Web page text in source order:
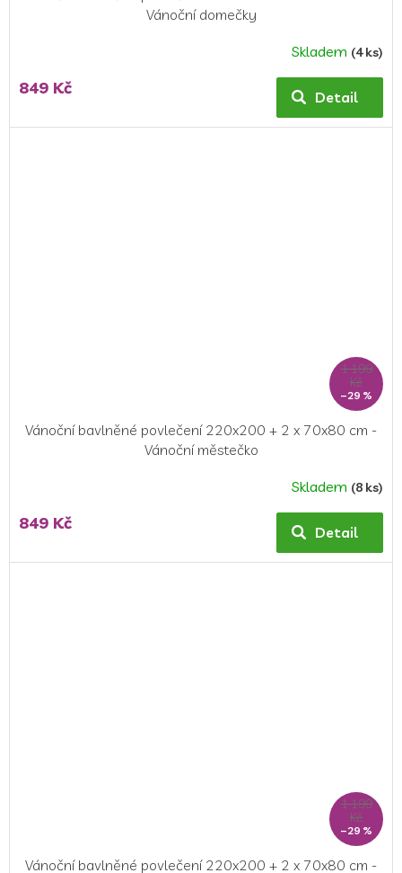
Vánoční domečky
Skladem (4 ks)
849 Kč Detail
1 199
Kč
–29 %
Vánoční bavlněné povlečení 220x200 + 2 x 70x80 cm -
Vánoční městečko
Skladem (8 ks)
849 Kč Detail
1 199
Kč
–29 %
Vánoční bavlněné povlečení 220x200 + 2 x 70x80 cm -